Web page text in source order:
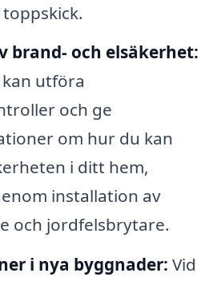
brand- och elsäkerhet:
utföra
och ge
om hur du kan
i ditt hem,
installation av
och jordfelsbrytare.
i nya byggnader: Vid